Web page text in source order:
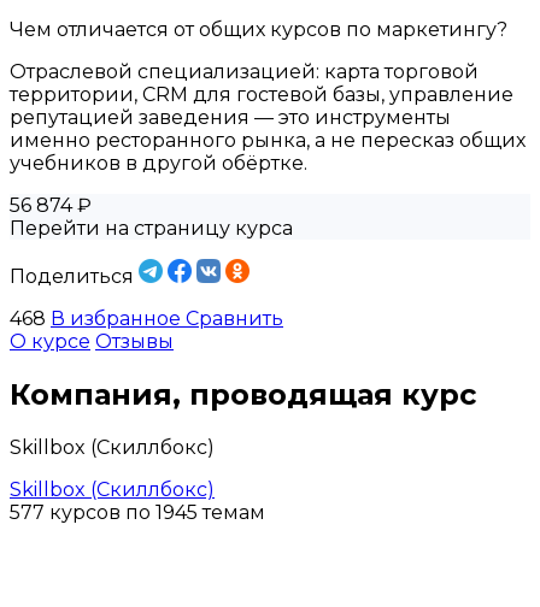
Чем отличается от общих курсов по маркетингу?
Отраслевой специализацией: карта торговой
территории, CRM для гостевой базы, управление
репутацией заведения — это инструменты
именно ресторанного рынка, а не пересказ общих
учебников в другой обёртке.
56 874 ₽
Перейти на страницу курса
Поделиться
468 В избранное Сравнить
О курсе Отзывы
Компания, проводящая курс
Skillbox (Скиллбокс)
Skillbox (Скиллбокс)
577 курсов по 1945 темам